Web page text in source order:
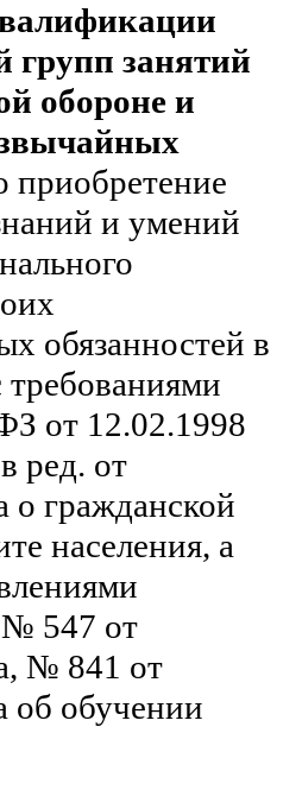
групп занятий
обороне и
приобретение
и умений
обязанностей в
требованиями
от 12.02.1998
ред. от
о гражданской
населения, а
№ 547 от
№ 841 от
об обучении